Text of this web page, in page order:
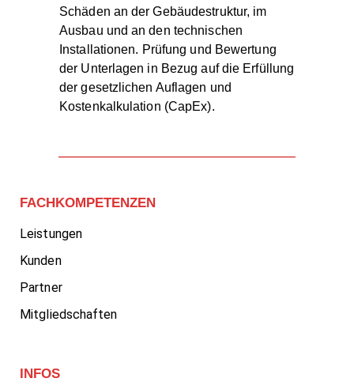
Schäden an der Gebäudestruktur, im
Ausbau und an den technischen
Installationen. Prüfung und Bewertung
der Unterlagen in Bezug auf die Erfüllung
der gesetzlichen Auflagen und
Kostenkalkulation (CapEx).
FACHKOMPETENZEN
Leistungen
Kunden
Partner
Mitgliedschaften
INFOS